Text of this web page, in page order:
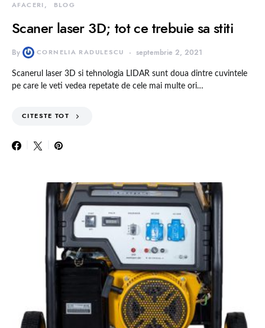
AFACERI BLOG
Scaner laser 3D; tot ce trebuie sa stiti
By CORNELIA RADULESCU septembrie 2, 2021
Scanerul laser 3D si tehnologia LIDAR sunt doua dintre cuvintele
pe care le veti vedea repetate de cele mai multe ori…
CITESTE TOT